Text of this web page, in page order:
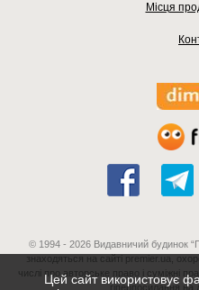
Місця
© 1994 - 2026 Видавничий будинок
знаходяться на сайті premier.ua,
числі про авторське право і суміжні
гіперпосилання на
Цей сайт використовує